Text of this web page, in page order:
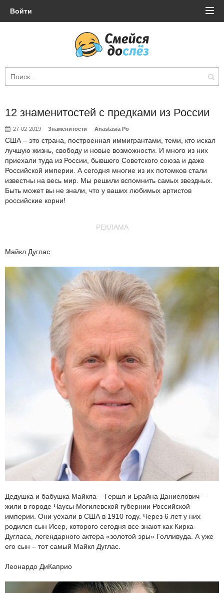
Войти
12 знаменитостей с предками из России
27-02-2019 Знаменитости Anastasia Po
США – это страна, построенная иммигрантами, теми, кто искал
лучшую жизнь, свободу и новые возможности. И много из них
приехали туда из России, бывшего Советского союза и даже
Российской империи. А сегодня многие из их потомков стали
известны на весь мир. Мы решили вспомнить самых звездных.
Быть может вы не знали, что у ваших любимых артистов
российские корни!
РЕКЛАМА
Майкл Дуглас
Дедушка и бабушка Майкла – Гершл и Брайна Даниелович –
жили в городе Чаусы Могилевской губернии Российской
империи. Они уехали в США в 1910 году. Через 6 лет у них
родился сын Исер, которого сегодня все знают как Кирка
Дугласа, легендарного актера «золотой эры» Голливуда. А уже
его сын – тот самый Майкл Дуглас.
Леонардо ДиКаприо